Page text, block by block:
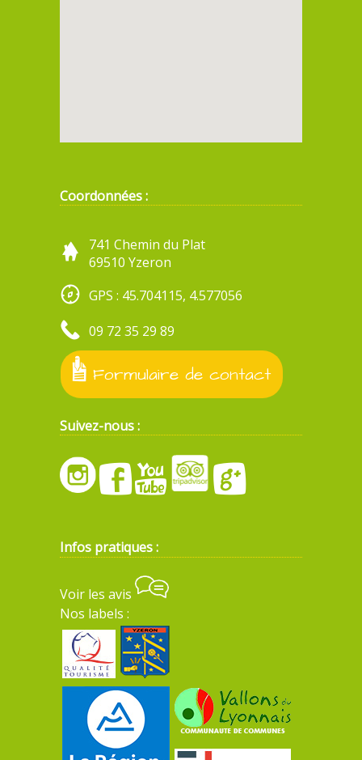
Coordonnées :
741 Chemin du Plat
69510 Yzeron
GPS : 45.704115, 4.577056
09 72 35 29 89
Formulaire de contact
Suivez-nous :
Infos pratiques :
Voir les avis
Nos labels :